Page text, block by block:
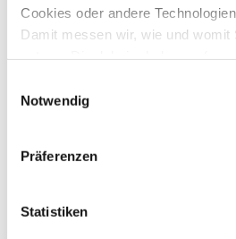
Cookies oder andere
Damit messen wir, wie und womit
Werbung und Analysen weiter.
mehreren ausgewählten Partnern
je nach unseren aktuellen
können. Indem Sie „Alle
und Datenverarbeitung zu.
Notwendig
Präferenzen
Statistiken
Ansprechpartner